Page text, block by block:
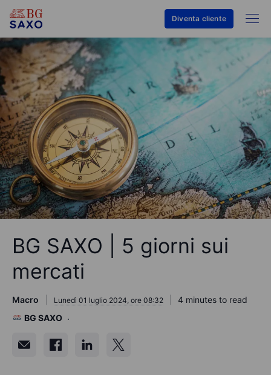
Diventa cliente
BG SAXO | 5 giorni sui
mercati
Macro Lunedì 01 luglio 2024, ore 08:32
4 minutes to read
BG SAXO